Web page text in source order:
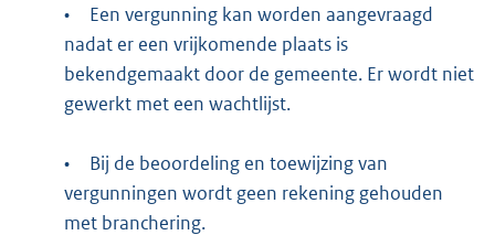
•
Een vergunning kan worden aangevraagd
nadat er een vrijkomende plaats is
bekendgemaakt door de gemeente. Er wordt niet
gewerkt met een wachtlijst.
•
Bij de beoordeling en toewijzing van
vergunningen wordt geen rekening gehouden
met branchering.